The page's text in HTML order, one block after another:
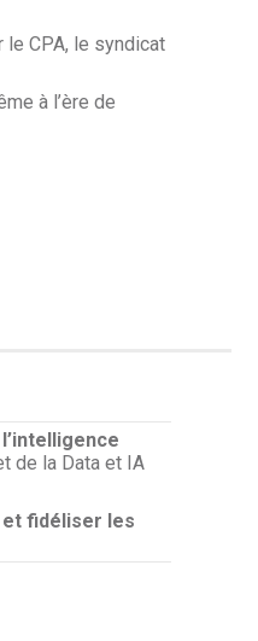
le CPA, le syndicat
à l’ère de
de la Data et IA
fidéliser les